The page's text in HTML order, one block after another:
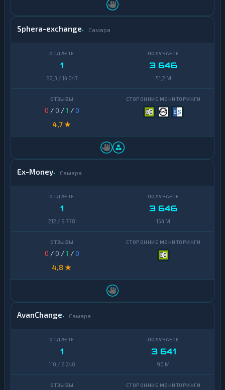
Sphera-exchange Самара
1
82,3 / 14 047
3 646
51,2 M
0 / 0 /1 /0
4,7 ★
Ex-Money Самара
1
212 / 9 778
3 646
154 M
0 / 0 /1 /0
4,8 ★
AvanChange Самара
1
110 / 8 240
3 641
90 M